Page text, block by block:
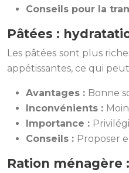
Conseils pour la
Pâtées :
Les pâtées sont plus
appétissantes, ce qui
Avantages : Bonne
Inconvénients :
Importance :
Conseils : Proposer
Ration ménagère